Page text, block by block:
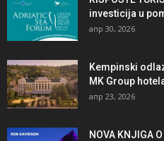
investicija u
апр 30, 2026
Kempinski
MK Group
апр 23, 2026
NOVA KNJIGA